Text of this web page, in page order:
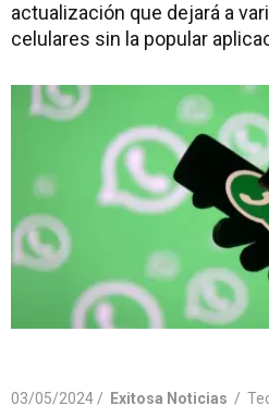
actualización que dejará a
celulares sin la popular
03/05/2024 / Exitosa Noticias /